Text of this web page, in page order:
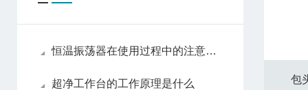
恒温振荡器在使用过程中的注意事项
超净工作台的工作原理是什么 包